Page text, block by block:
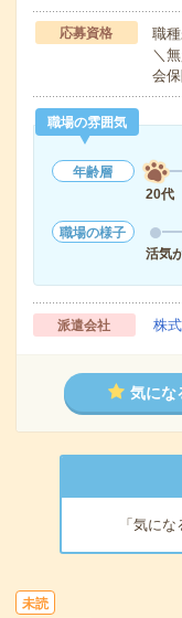
応募資格
職
＼
会
職場の雰囲気
年齢層
20代
職場の様子
活気
派遣会社 株
気にな
「気に
未読